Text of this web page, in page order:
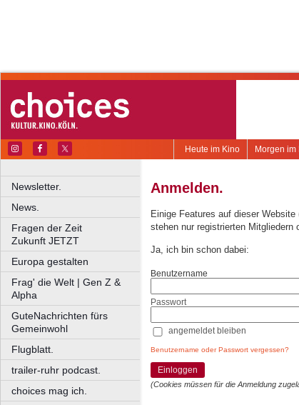
Morgen im
Heute im Kino
Newsletter.
News.
Fragen der Zeit
Zukunft JETZT
Europa gestalten
Frag' die Welt | Gen Z &
Alpha
GuteNachrichten fürs
Gemeinwohl
Flugblatt.
trailer-ruhr podcast.
choices mag ich.
Anmelden.
Einige Features auf dieser
stehen nur registrierten Mitgliedern
Ja, ich bin schon dabei:
Benutzername
Passwort
angemeldet bleiben
Benutzername oder Passwort vergessen?
Einloggen
(Cookies müssen für die Anmeldung